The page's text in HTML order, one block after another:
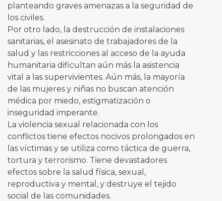
planteando graves amenazas a la seguridad de
los civiles.
Por otro lado, la destrucción de instalaciones
sanitarias, el asesinato de trabajadores de la
salud y las restricciones al acceso de la ayuda
humanitaria dificultan aún más la asistencia
vital a las supervivientes. Aún más, la mayoría
de las mujeres y niñas no buscan atención
médica por miedo, estigmatización o
inseguridad imperante.
La violencia sexual relacionada con los
conflictos tiene efectos nocivos prolongados en
las víctimas y se utiliza como táctica de guerra,
tortura y terrorismo. Tiene devastadores
efectos sobre la salud física, sexual,
reproductiva y mental, y destruye el tejido
social de las comunidades.